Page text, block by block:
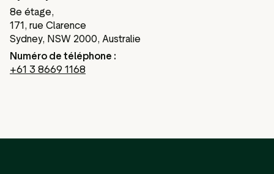
8e étage,
171, rue Clarence
Sydney, NSW 2000, Australie
Numéro de téléphone :
+61 3 8669 1168